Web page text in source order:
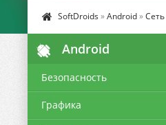
SoftDroids »Android»Сеть
Android
Безопасность
Графика